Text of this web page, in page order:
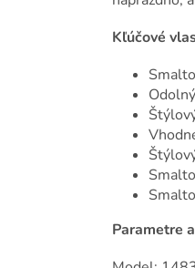
Kľúčové
Parametre